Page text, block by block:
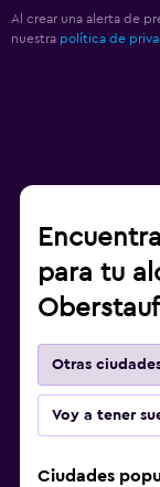
Al crear una alerta de
nuestra política de
para tu
Otras
Voy a tener
Ciudades